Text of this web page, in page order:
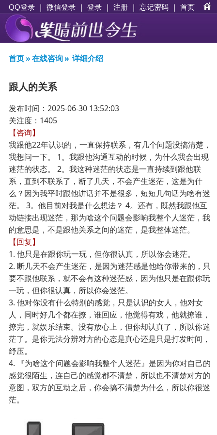
QQ登录 | 微信登录 | 登录 | 注册 | 忘记密码 | 首页
首页»在线咨询» 详细介绍
跟人的关系
发布时间：2025-06-30 13:52:03
关注度：1405
【咨询】
我跟他22年认识的，一直保持联系，有几个问题没搞清楚，
我想问一下。 1。我跟他沟通互动的时候，为什么我会出现
迷茫的状态。 2。我这种迷茫的状态是一直持续到跟他联
系，直到不联系了，断了几天，不会产生迷茫，这是为什
么？因为我平时跟他讲话并不是很多，短短几句话为啥有迷
茫。 3。他目前对我是什么想法？ 4。还有，既然我跟他互
动链接出现迷茫，那为啥这个问题会影响我整个人迷茫，我
的意思是，不是跟他关系之间的迷茫，是我整体迷茫。
【回复】
1. 他只是在跟你玩一玩，但你很认真，所以你会迷茫。
2. 断几天不会产生迷茫，是因为迷茫感是他给你带来的，只
要不跟他联系，就不会有这种迷茫感，因为他只是在跟你玩
一玩，但你很认真，所以你会迷茫。
3. 他对你没有什么特别的感觉，只是认识的女人，他对女
人，同时好几个都在撩，谁回应，他觉得有戏，他就撩谁，
撩完，就娱乐结束。没有放心上，但你却认真了，所以你迷
茫了。是你无法分辨对方的心态是真心还是只是打发时间，
纾压。
4. 『为啥这个问题会影响我整个人迷茫』是因为你对自己的
感觉很陌生，连自己的感觉都不清楚，所以也不清楚对方的
意图，双方的互动之后，你会搞不清楚为什么，所以你很迷
茫。